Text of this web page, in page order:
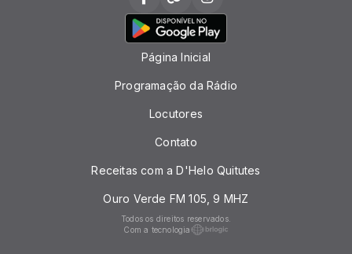
Página Inicial
Programação da Rádio
Locutores
Contato
Receitas com a D'Helo Quitutes
Ouro Verde FM 105, 9 MHZ
Todos os direitos reservados.
Com a tecnologia